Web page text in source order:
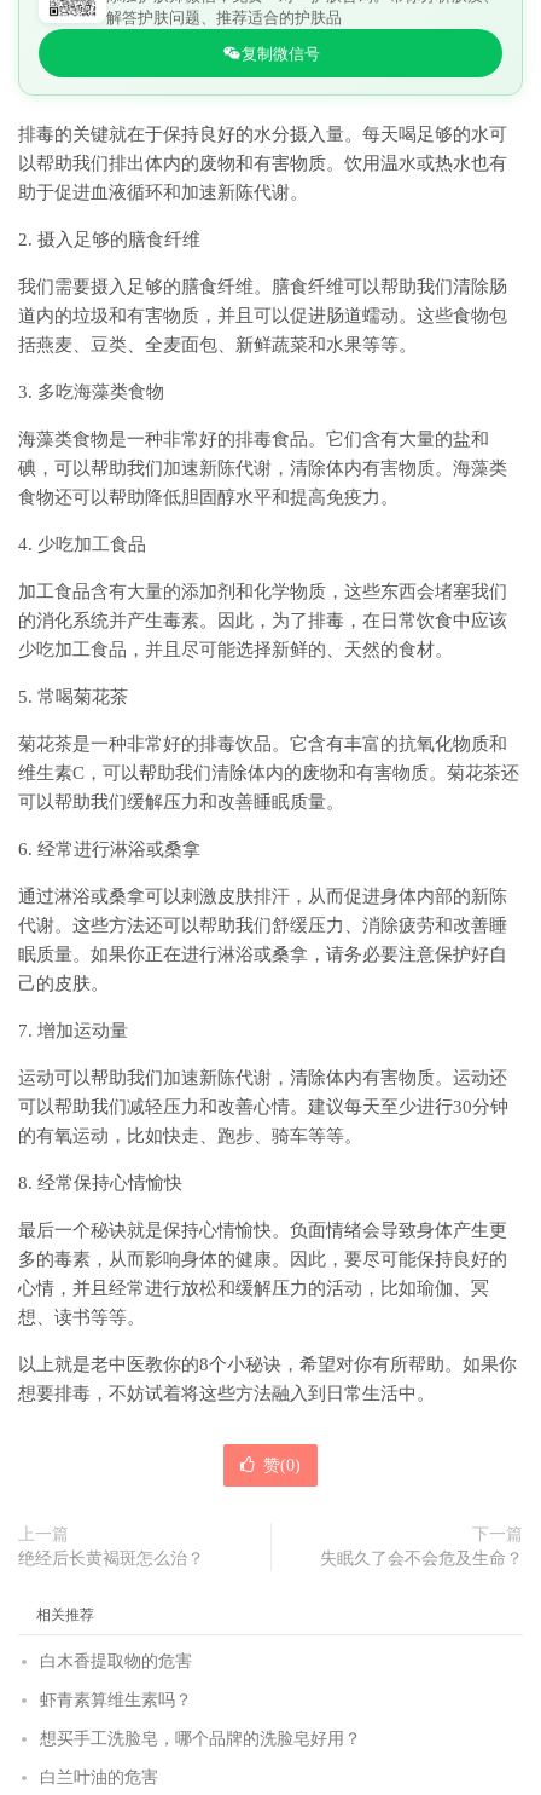
解答护肤问题、推荐适合的护肤品
复制微信号
排毒的关键就在于保持良好的水分摄入量。每天喝足够的水可
以帮助我们排出体内的废物和有害物质。饮用温水或热水也有
助于促进血液循环和加速新陈代谢。
2. 摄入足够的膳食纤维
我们需要摄入足够的膳食纤维。膳食纤维可以帮助我们清除肠
道内的垃圾和有害物质，并且可以促进肠道蠕动。这些食物包
括燕麦、豆类、全麦面包、新鲜蔬菜和水果等等。
3. 多吃海藻类食物
海藻类食物是一种非常好的排毒食品。它们含有大量的盐和
碘，可以帮助我们加速新陈代谢，清除体内有害物质。海藻类
食物还可以帮助降低胆固醇水平和提高免疫力。
4. 少吃加工食品
加工食品含有大量的添加剂和化学物质，这些东西会堵塞我们
的消化系统并产生毒素。因此，为了排毒，在日常饮食中应该
少吃加工食品，并且尽可能选择新鲜的、天然的食材。
5. 常喝菊花茶
菊花茶是一种非常好的排毒饮品。它含有丰富的抗氧化物质和
维生素C，可以帮助我们清除体内的废物和有害物质。菊花茶还
可以帮助我们缓解压力和改善睡眠质量。
6. 经常进行淋浴或桑拿
通过淋浴或桑拿可以刺激皮肤排汗，从而促进身体内部的新陈
代谢。这些方法还可以帮助我们舒缓压力、消除疲劳和改善睡
眠质量。如果你正在进行淋浴或桑拿，请务必要注意保护好自
己的皮肤。
7. 增加运动量
运动可以帮助我们加速新陈代谢，清除体内有害物质。运动还
可以帮助我们减轻压力和改善心情。建议每天至少进行30分钟
的有氧运动，比如快走、跑步、骑车等等。
8. 经常保持心情愉快
最后一个秘诀就是保持心情愉快。负面情绪会导致身体产生更
多的毒素，从而影响身体的健康。因此，要尽可能保持良好的
心情，并且经常进行放松和缓解压力的活动，比如瑜伽、冥
想、读书等等。
以上就是老中医教你的8个小秘诀，希望对你有所帮助。如果你
想要排毒，不妨试着将这些方法融入到日常生活中。
赞(0)
上一篇
绝经后长黄褐斑怎么治？
下一篇
失眠久了会不会危及生命？
相关推荐
白木香提取物的危害
虾青素算维生素吗？
想买手工洗脸皂，哪个品牌的洗脸皂好用？
白兰叶油的危害